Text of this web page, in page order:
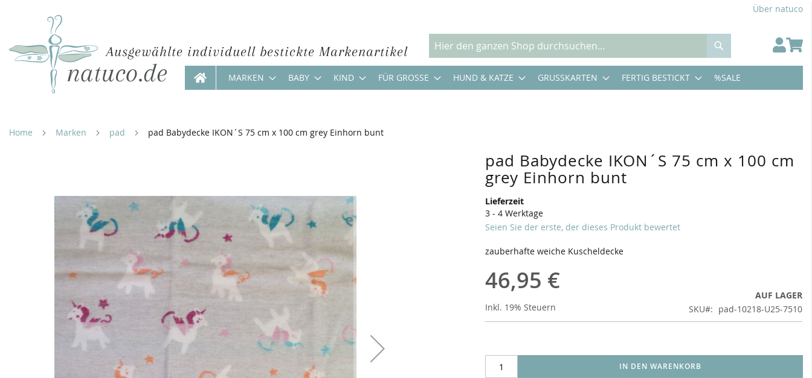
Über natuco
Ausgewählte individuell bestickte Markenartikel Suche
MARKEN BABY KIND FÜR GROSSE HUND & KATZE GRUSSKARTEN FERTIG BESTICKT %SALE
Inhalt
Home Marken pad pad Babydecke IKON´S 75 cm x 100 cm grey Einhorn bunt
pad Babydecke IKON´S 75 cm x 100 cm
grey Einhorn bunt
Lieferzeit
3 - 4 Werktage
Seien Sie der erste, der dieses Produkt bewertet
zauberhafte weiche Kuscheldecke
46,95 €
Inkl. 19% Steuern
AUF LAGER
SKU
pad-10218-U25-7510
IN DEN WARENKORB
Bildergalerie